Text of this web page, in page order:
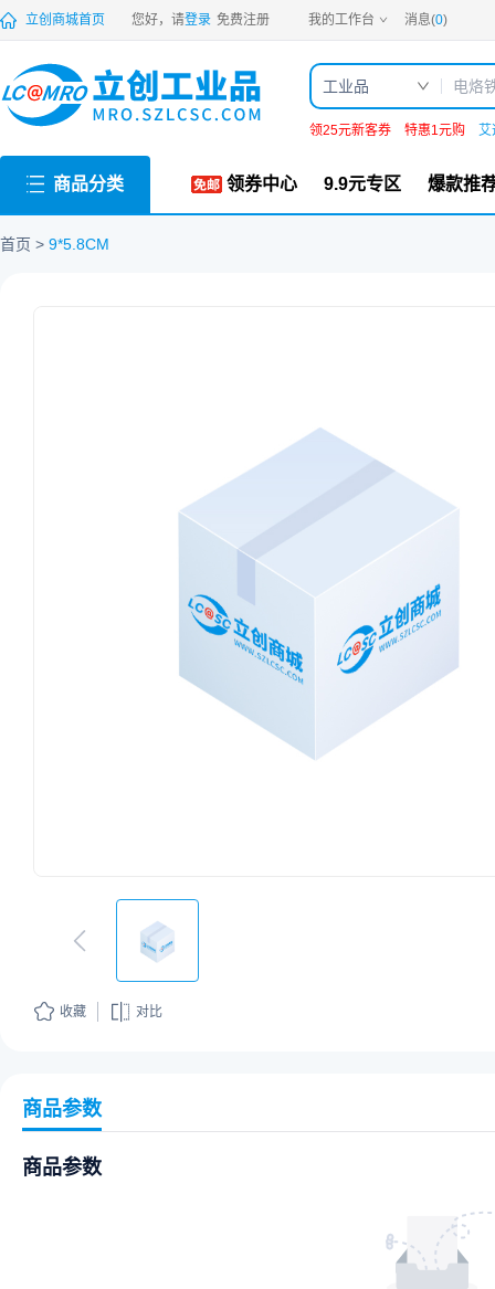
PDF 立创商城首页 您好，请登录 免费注册 我的工作台 消息(0)
工业品
领25元新客券 特惠1元购 艾
商品分类 领券中心 9.9元专区 爆款推
首页 9*5.8CM
收藏 对比
商品参数
商品参数